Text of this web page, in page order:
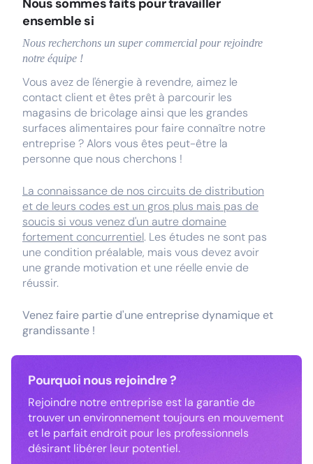
Nous sommes faits pour travailler
ensemble si
Nous recherchons un super commercial pour rejoindre
notre équipe !
Vous avez de l'énergie à revendre, aimez le
contact client et êtes prêt à parcourir les
magasins de bricolage ainsi que les grandes
surfaces alimentaires pour faire connaître notre
entreprise ? Alors vous êtes peut-être la
personne que nous cherchons !
La connaissance de nos circuits de distribution
et de leurs codes est un gros plus mais pas de
soucis si vous venez d'un autre domaine
fortement concurrentiel. Les études ne sont pas
une condition préalable, mais vous devez avoir
une grande motivation et une réelle envie de
réussir.
Venez faire partie d'une entreprise dynamique et
grandissante !
Pourquoi nous rejoindre ?
Rejoindre notre entreprise est la garantie de
trouver un environnement toujours en mouvement
et le parfait endroit pour les professionnels
désirant libérer leur potentiel.